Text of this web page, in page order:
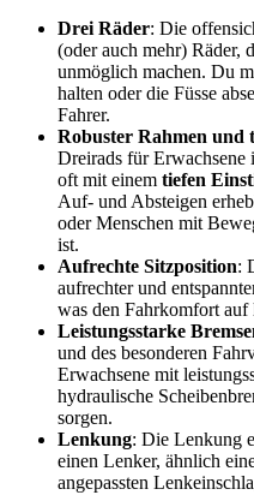
Drei Räder: Die
(oder auch mehr) Räder,
unmöglich machen. Du
halten oder die Füsse
Fahrer.
Robuster Rahmen und
Dreirads für Erwachsene
oft mit einem tiefen
Auf- und Absteigen
oder Menschen mit
ist.
Aufrechte Sitzposition:
aufrechter und
was den Fahrkomfort auf
Leistungsstarke
und des besonderen
Erwachsene mit
hydraulische
sorgen.
Lenkung: Die Lenkung
einen Lenker, ähnlich
angepassten